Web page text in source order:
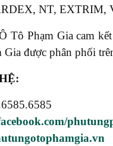
NT, EXTRIM,
Tô Phạm Gia cam
được phân phối